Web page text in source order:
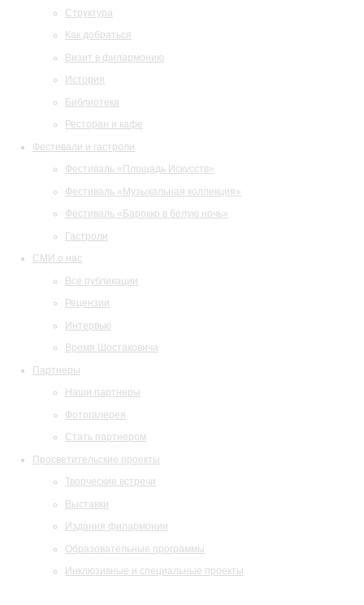
Структура
Как добраться
Визит в филармонию
История
Библиотека
Ресторан и кафе
Фестивали и гастроли
Фестиваль «Площадь Искусств»
Фестиваль «Музыкальная коллекция»
Фестиваль «Барокко в белую ночь»
Гастроли
СМИ о нас
Все публикации
Рецензии
Интервью
Время Шостаковича
Партнеры
Наши партнеры
Фотогалерея
Стать партнером
Просветительские проекты
Творческие встречи
Выставки
Издания филармонии
Образовательные программы
Инклюзивные и специальные проекты